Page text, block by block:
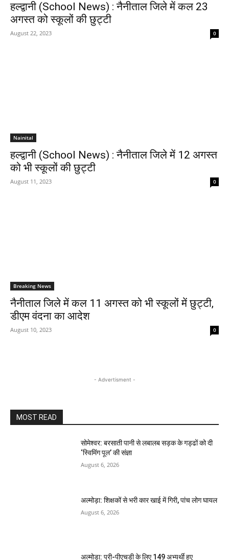
हल्द्वानी (School News) : नैनीताल जिले में कल 23
अगस्त को स्कूलों की छुट्टी
August 22, 2023 0
Nainital
हल्द्वानी (School News) : नैनीताल जिले में 12 अगस्त
को भी स्कूलों की छुट्टी
August 11, 2023 0
Breaking News
नैनीताल जिले में कल 11 अगस्त को भी स्कूलों में छुट्टी,
डीएम वंदना का आदेश
August 10, 2023 0
- Advertisment -
MOST READ
सोमेश्वर: बरसाती पानी से लबालब सड़क के गड्ढों को दी
‘स्विमिंग पूल’ की संज्ञा
August 6, 2026
अल्मोड़ा: शिक्षकों से भरी कार खाई में गिरी, पांच लोग घायल
August 6, 2026
अल्मोड़ा: प्री-पीएचडी के लिए 149 अभ्यर्थी हुए